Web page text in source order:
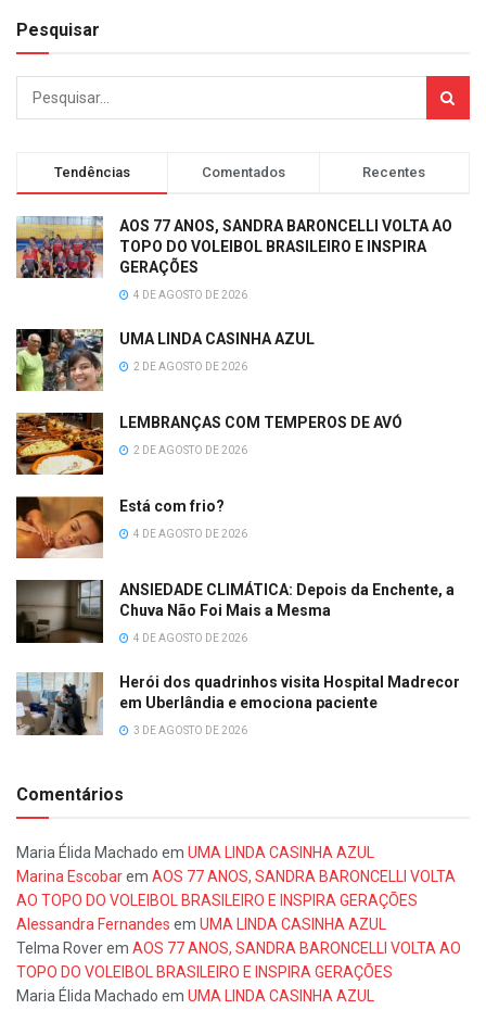
Pesquisar
Tendências Comentados Recentes
AOS 77 ANOS, SANDRA BARONCELLI VOLTA AO
TOPO DO VOLEIBOL BRASILEIRO E INSPIRA
GERAÇÕES
4 DE AGOSTO DE 2026
UMA LINDA CASINHA AZUL
2 DE AGOSTO DE 2026
LEMBRANÇAS COM TEMPEROS DE AVÓ
2 DE AGOSTO DE 2026
Está com frio?
4 DE AGOSTO DE 2026
ANSIEDADE CLIMÁTICA: Depois da Enchente, a
Chuva Não Foi Mais a Mesma
4 DE AGOSTO DE 2026
Herói dos quadrinhos visita Hospital Madrecor
em Uberlândia e emociona paciente
3 DE AGOSTO DE 2026
Comentários
Maria Élida Machado em UMA LINDA CASINHA AZUL
Marina Escobarem AOS 77 ANOS, SANDRA BARONCELLI VOLTA
AO TOPO DO VOLEIBOL BRASILEIRO E INSPIRA GERAÇÕES
Alessandra Fernandes em UMA LINDA CASINHA AZUL
Telma Roverem AOS 77 ANOS, SANDRA BARONCELLI VOLTA AO
TOPO DO VOLEIBOL BRASILEIRO E INSPIRA GERAÇÕES
Maria Élida Machado em UMA LINDA CASINHA AZUL